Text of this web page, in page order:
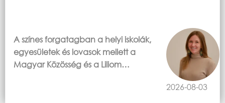
2026-08-03
A színes forgatagban a helyi iskolák,
egyesületek és lovasok mellett a
Magyar Közösség és a Liliom…